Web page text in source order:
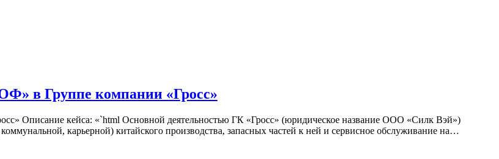
в Группе компании «Гросс»
Описание кейса: «`html Основной деятельностью ГК «Гросс» (юридическое название ООО «Силк Вэй»)
карьерной) китайского производства, запасных частей к ней и сервисное обслуживание на…